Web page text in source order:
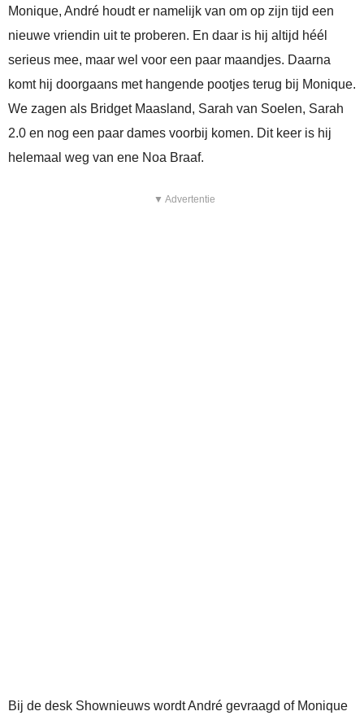
Monique, André houdt er namelijk van om op zijn tijd een
nieuwe vriendin uit te proberen. En daar is hij altijd héél
serieus mee, maar wel voor een paar maandjes. Daarna
komt hij doorgaans met hangende pootjes terug bij Monique.
We zagen als Bridget Maasland, Sarah van Soelen, Sarah
2.0 en nog een paar dames voorbij komen. Dit keer is hij
helemaal weg van ene Noa Braaf.
▼ Advertentie
Bij de desk Shownieuws wordt André gevraagd of Monique